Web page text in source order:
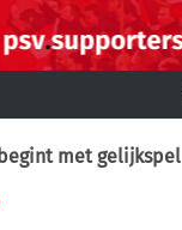
met gelijkspel